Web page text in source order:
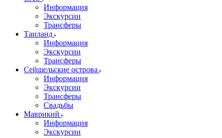
Информация
Экскурсии
Трансферы
Таиланд
Информация
Экскурсии
Трансферы
Сейшельские острова
Информация
Экскурсии
Трансферы
Свадьбы
Маврикий
Информация
Экскурсии